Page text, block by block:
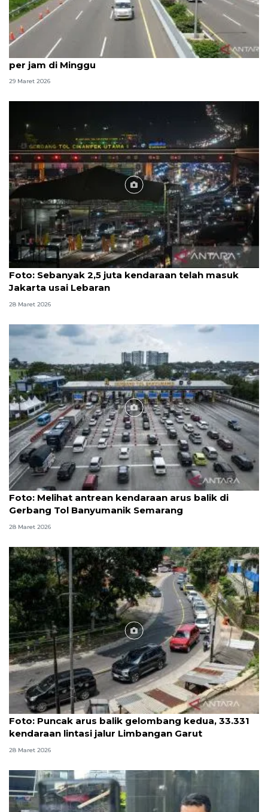
Pengelola: 3.000-3.500 kendaraan lintasi Tol Cipali
per jam di Minggu
29 Maret 2026
Foto
Foto: Sebanyak 2,5 juta kendaraan telah masuk
Jakarta usai Lebaran
28 Maret 2026
Foto
Foto: Melihat antrean kendaraan arus balik di
Gerbang Tol Banyumanik Semarang
28 Maret 2026
Foto
Foto: Puncak arus balik gelombang kedua, 33.331
kendaraan lintasi jalur Limbangan Garut
28 Maret 2026